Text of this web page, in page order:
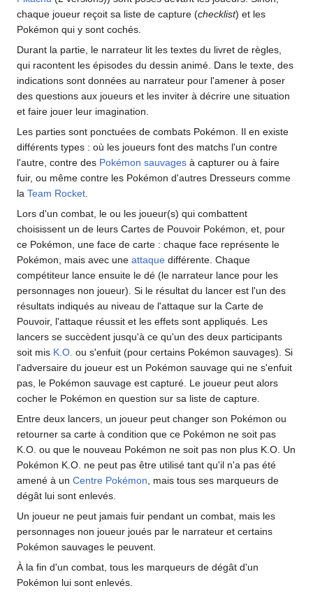
chaque joueur reçoit sa liste de capture (checklist) et les
Pokémon qui y sont cochés.
Durant la partie, le narrateur lit les textes du livret de règles,
qui racontent les épisodes du dessin animé. Dans le texte, des
indications sont données au narrateur pour l'amener à poser
des questions aux joueurs et les inviter à décrire une situation
et faire jouer leur imagination.
Les parties sont ponctuées de combats Pokémon. Il en existe
différents types : où les joueurs font des matchs l'un contre
l'autre, contre des Pokémon sauvages à capturer ou à faire
fuir, ou même contre les Pokémon d'autres Dresseurs comme
la Team Rocket
Lors d'un combat, le ou les joueur(s) qui combattent
choisissent un de leurs Cartes de Pouvoir Pokémon, et, pour
ce Pokémon, une face de carte : chaque face représente le
Pokémon, mais avec une attaque différente. Chaque
compétiteur lance ensuite le dé (le narrateur lance pour les
personnages non joueur). Si le résultat du lancer est l'un des
résultats indiqués au niveau de l'attaque sur la Carte de
Pouvoir, l'attaque réussit et les effets sont appliqués. Les
lancers se succèdent jusqu'à ce qu'un des deux participants
soit mis K.O. ou s'enfuit (pour certains Pokémon sauvages). Si
l'adversaire du joueur est un Pokémon sauvage qui ne s'enfuit
pas, le Pokémon sauvage est capturé. Le joueur peut alors
cocher le Pokémon en question sur sa liste de capture.
Entre deux lancers, un joueur peut changer son Pokémon ou
retourner sa carte à condition que ce Pokémon ne soit pas
K.O. ou que le nouveau Pokémon ne soit pas non plus K.O. Un
Pokémon K.O. ne peut pas être utilisé tant qu'il n'a pas été
amené à un Centre Pokémon , mais tous ses marqueurs de
dégât lui sont enlevés.
Un joueur ne peut jamais fuir pendant un combat, mais les
personnages non joueur joués par le narrateur et certains
Pokémon sauvages le peuvent.
À la fin d'un combat, tous les marqueurs de dégât d'un
Pokémon lui sont enlevés.